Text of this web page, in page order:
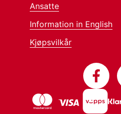
Ansatte
Information in English
Kjøpsvilkår